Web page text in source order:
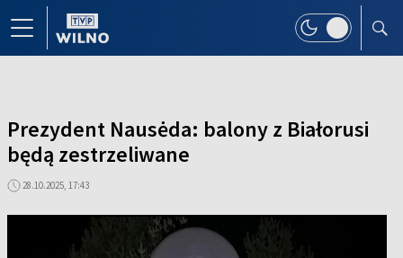
Prezydent Nausėda: balony z Białorusi
będą zestrzeliwane
28.10.2025, 17:43